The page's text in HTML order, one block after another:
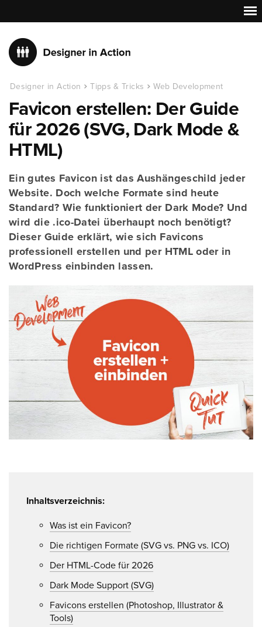
Designer in Action Tipps & Tricks Web Development
Favicon erstellen: Der Guide
für 2026 (SVG, Dark Mode &
HTML)
Ein gutes Favicon ist das Aushängeschild jeder
Website. Doch welche Formate sind heute
Standard? Wie funktioniert der Dark Mode? Und
wird die .ico-Datei überhaupt noch benötigt?
Dieser Guide erklärt, wie sich Favicons
professionell erstellen und per HTML oder in
WordPress einbinden lassen.
Inhaltsverzeichnis:
Was ist ein Favicon?
Die richtigen Formate (SVG vs. PNG vs. ICO)
Der HTML-Code für 2026
Dark Mode Support (SVG)
Favicons erstellen (Photoshop, Illustrator &
Tools)